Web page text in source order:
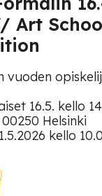
vuoden
16.5. kello
Helsinki
kello